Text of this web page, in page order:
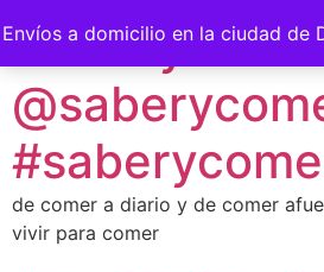
Envíos a domicilio en la ciudad de
to
content
Saber y
de comer a diario y de comer
vivir para comer